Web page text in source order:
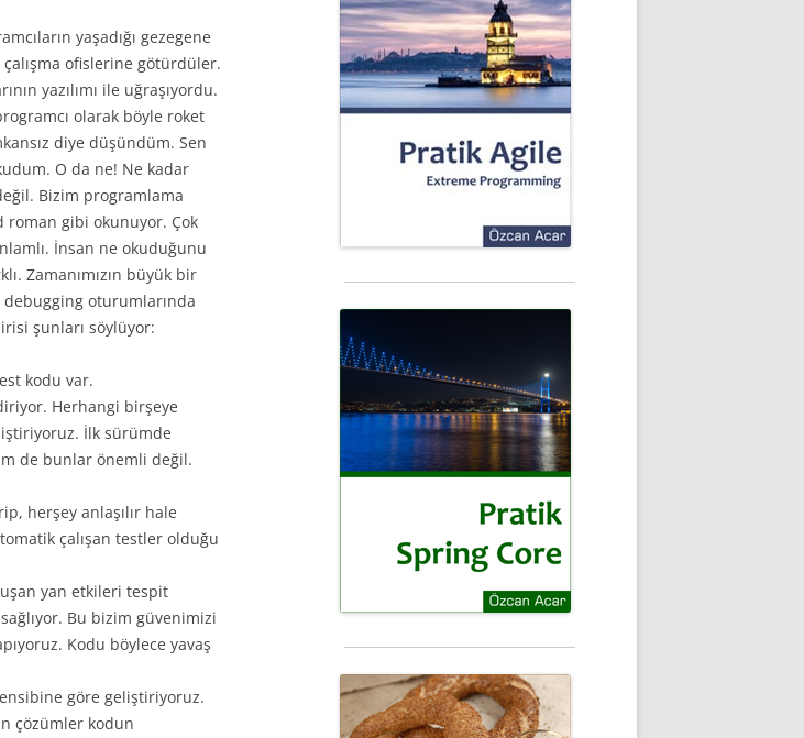
yaşadığı gezegene
ofislerine götürdüler.
yazılımı ile uğraşıyordu.
olarak böyle roket
diye düşündüm. Sen
O da ne! Ne kadar
Bizim programlama
roman gibi okunuyor. Çok
İnsan ne okuduğunu
Zamanımızın büyük bir
debugging oturumlarında
şunları söylüyor:
kodu var.
Herhangi birşeye
İlk sürümde
de bunlar önemli değil.
herşey anlaşılır hale
çalışan testler olduğu
yan etkileri tespit
Bu bizim güvenimizi
Kodu böylece yavaş
göre geliştiriyoruz.
çözümler kodun